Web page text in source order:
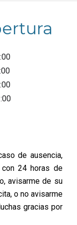
de ausencia,
24 horas de
avisarme de su
o no avisarme
gracias por